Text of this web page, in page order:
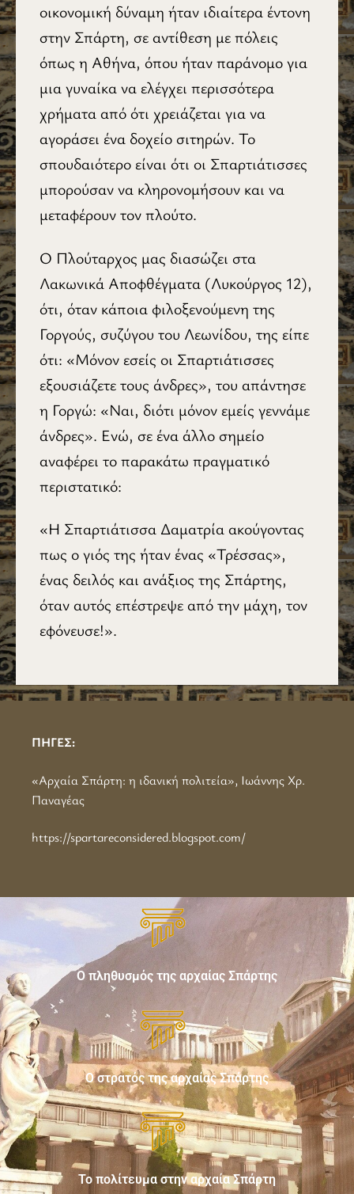
οικονομική δύναμη ήταν ιδιαίτερα έντονη
στην Σπάρτη, σε αντίθεση με πόλεις
όπως η Αθήνα, όπου ήταν παράνομο για
μια γυναίκα να ελέγχει περισσότερα
χρήματα από ότι χρειάζεται για να
αγοράσει ένα δοχείο σιτηρών. Το
σπουδαιότερο είναι ότι οι Σπαρτιάτισσες
μπορούσαν να κληρονομήσουν και να
μεταφέρουν τον πλούτο.
Ο Πλούταρχος μας διασώζει στα
Λακωνικά Αποφθέγματα (Λυκούργος 12),
ότι, όταν κάποια φιλοξενούμενη της
Γοργούς, συζύγου του Λεωνίδου, της είπε
ότι: «Μόνον εσείς οι Σπαρτιάτισσες
εξουσιάζετε τους άνδρες», του απάντησε
η Γοργώ: «Ναι, διότι μόνον εμείς γεννάμε
άνδρες». Ενώ, σε ένα άλλο σημείο
αναφέρει το παρακάτω πραγματικό
περιστατικό:
«Η Σπαρτιάτισσα Δαματρία ακούγοντας
πως ο γιός της ήταν ένας «Τρέσσας»,
ένας δειλός και ανάξιος της Σπάρτης,
όταν αυτός επέστρεψε από την μάχη, τον
εφόνευσε!».
ΠΗΓΕΣ:
«Αρχαία Σπάρτη: η ιδανική πολιτεία», Ιωάννης Χρ.
Παναγέας
https://spartareconsidered.blogspot.com/
Ο πληθυσμός της αρχαίας Σπάρτης
Ο στρατός της αρχαίας Σπάρτης
Το πολίτευμα στην αρχαία Σπάρτη